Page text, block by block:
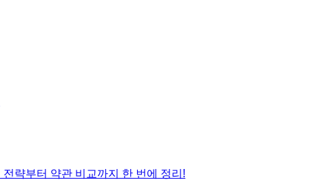
전략부터 약관 비교까지 한 번에 정리!